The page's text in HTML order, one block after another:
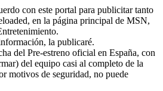
con este portal para publicitar tanto
en la página principal de MSN,
la publicaré.
del Pre-estreno oficial en España, con
del equipo casi al completo de la
motivos de seguridad, no puede